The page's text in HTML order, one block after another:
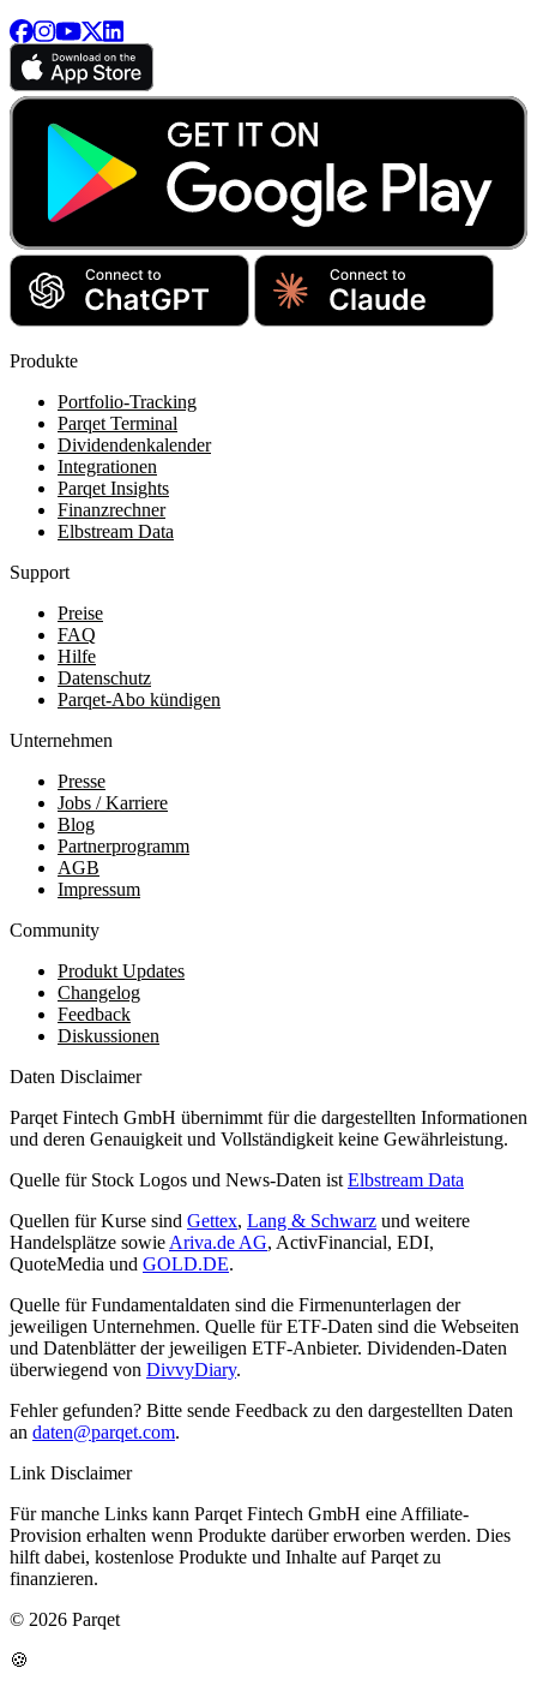
Produkte
Portfolio-Tracking
Parqet Terminal
Dividendenkalender
Integrationen
Parqet Insights
Finanzrechner
Elbstream Data
Support
Preise
FAQ
Hilfe
Datenschutz
Parqet-Abo kündigen
Unternehmen
Presse
Jobs / Karriere
Blog
Partnerprogramm
AGB
Impressum
Community
Produkt Updates
Changelog
Feedback
Diskussionen
Daten Disclaimer
Parqet Fintech GmbH übernimmt für die dargestellten Informationen
und deren Genauigkeit und Vollständigkeit keine Gewährleistung.
Quelle für Stock Logos und News-Daten ist Elbstream Data
Quellen für Kurse sind Gettex, Lang & Schwarz und weitere
Handelsplätze sowie Ariva.de AG, ActivFinancial, EDI,
QuoteMedia und GOLD.DE.
Quelle für Fundamentaldaten sind die Firmenunterlagen der
jeweiligen Unternehmen. Quelle für ETF-Daten sind die Webseiten
und Datenblätter der jeweiligen ETF-Anbieter. Dividenden-Daten
überwiegend von DivvyDiary.
Fehler gefunden? Bitte sende Feedback zu den dargestellten Daten
an daten@parqet.com.
Link Disclaimer
Für manche Links kann Parqet Fintech GmbH eine Affiliate-
Provision erhalten wenn Produkte darüber erworben werden. Dies
hilft dabei, kostenlose Produkte und Inhalte auf Parqet zu
finanzieren.
© 2026 Parqet
🍪